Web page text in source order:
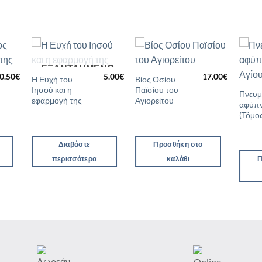
0.50€
στη Λίστα
ΕΞΑΝΤΛΗΜΈΝΟ
Η Ευχή του
Ιησού και η
εφαρμογή της
5.00€
Διαβάστε
περισσότερα
στη Λίστα
Βίος Οσίου
Παϊσίου του
Αγιορείτου
17.00€
Προσθήκη στο
καλάθι